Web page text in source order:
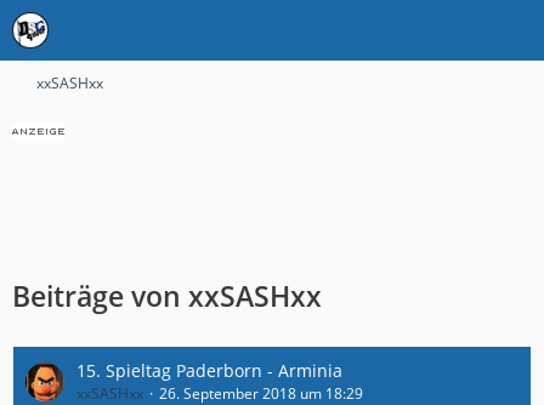
xxSASHxx
Beiträge von xxSASHxx
15. Spieltag Paderborn - Arminia
xxSASHxx 26. September 2018 um 18:29